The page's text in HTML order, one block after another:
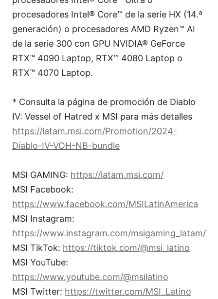
procesadores Intel® Core™ de la serie HX (14.ª
generación) o procesadores AMD Ryzen™ AI
de la serie 300 con GPU NVIDIA® GeForce
RTX™ 4090 Laptop, RTX™ 4080 Laptop o
RTX™ 4070 Laptop.
* Consulta la página de promoción de Diablo
IV: Vessel of Hatred x MSI para más detalles
https://latam.msi.com/Promotion/2024-
Diablo-IV-VOH-NB-bundle
MSI GAMING: https://latam.msi.com/
MSI Facebook:
https://www.facebook.com/MSILatinAmerica
MSI Instagram:
https://www.instagram.com/msigaming_latam/
MSI TikTok: https://tiktok.com/@msi_latino
MSI YouTube:
https://www.youtube.com/@msilatino
MSI Twitter: https://twitter.com/MSI_Latino